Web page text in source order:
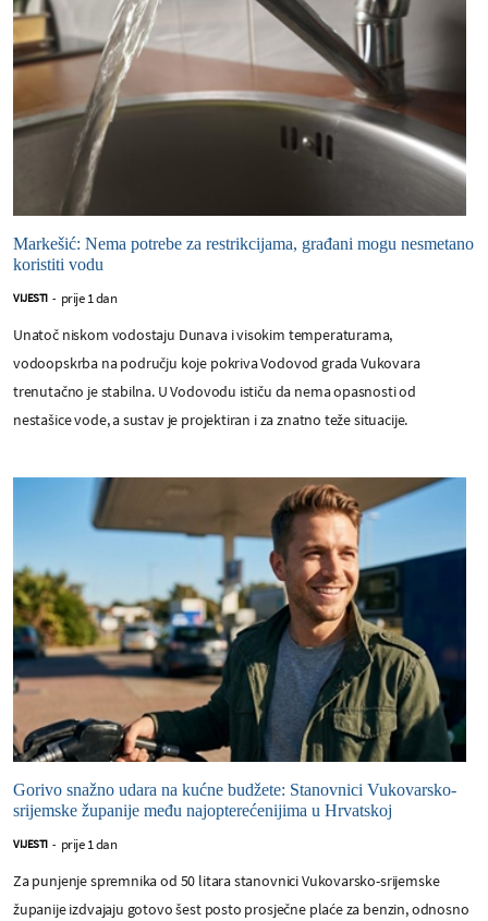
Markešić: Nema potrebe za restrikcijama, građani mogu nesmetano
koristiti vodu
VIJESTI - prije 1 dan
Unatoč niskom vodostaju Dunava i visokim temperaturama,
vodoopskrba na području koje pokriva Vodovod grada Vukovara
trenutačno je stabilna. U Vodovodu ističu da nema opasnosti od
nestašice vode, a sustav je projektiran i za znatno teže situacije.
Gorivo snažno udara na kućne budžete: Stanovnici Vukovarsko-
srijemske županije među najopterećenijima u Hrvatskoj
VIJESTI - prije 1 dan
Za punjenje spremnika od 50 litara stanovnici Vukovarsko-srijemske
županije izdvajaju gotovo šest posto prosječne plaće za benzin, odnosno